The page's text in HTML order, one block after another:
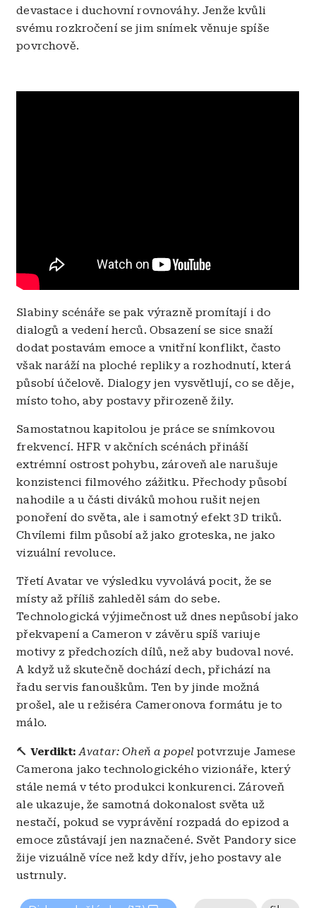
devastace i duchovní rovnováhy. Jenže kvůli
svému rozkročení se jim snímek věnuje spíše
povrchově.
Slabiny scénáře se pak výrazně promítají i do
dialogů a vedení herců. Obsazení se sice snaží
dodat postavám emoce a vnitřní konflikt, často
však naráží na ploché repliky a rozhodnutí, která
působí účelově. Dialogy jen vysvětlují, co se děje,
místo toho, aby postavy přirozeně žily.
Samostatnou kapitolou je práce se snímkovou
frekvencí. HFR v akčních scénách přináší
extrémní ostrost pohybu, zároveň ale narušuje
konzistenci filmového zážitku. Přechody působí
nahodile a u části diváků mohou rušit nejen
ponoření do světa, ale i samotný efekt 3D triků.
Chvílemi film působí až jako groteska, ne jako
vizuální revoluce.
Třetí Avatar ve výsledku vyvolává pocit, že se
místy až příliš zahleděl sám do sebe.
Technologická výjimečnost už dnes nepůsobí jako
překvapení a Cameron v závěru spíš variuje
motivy z předchozích dílů, než aby budoval nové.
A když už skutečně dochází dech, přichází na
řadu servis fanouškům. Ten by jinde možná
prošel, ale u režiséra Cameronova formátu je to
málo.
🔨 Verdikt: Avatar: Oheň a popel potvrzuje Jamese
Camerona jako technologického vizionáře, který
stále nemá v této produkci konkurenci. Zároveň
ale ukazuje, že samotná dokonalost světa už
nestačí, pokud se vyprávění rozpadá do epizod a
emoce zůstávají jen naznačené. Svět Pandory sice
žije vizuálně více než kdy dřív, jeho postavy ale
ustrnuly.